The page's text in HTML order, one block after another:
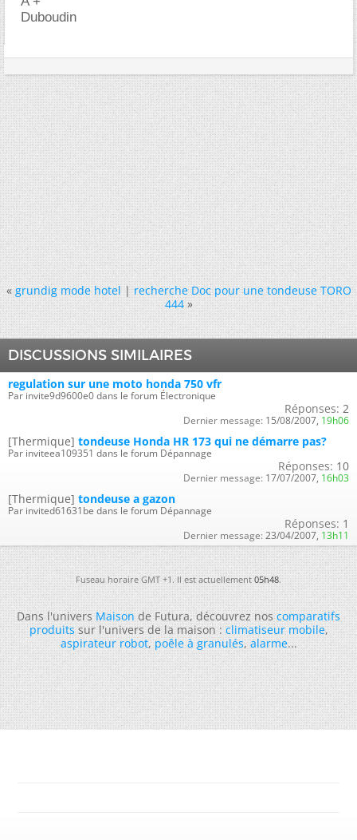
Duboudin
« grundig mode hotel|recherche Doc pour une tondeuse TORO
444 »
DISCUSSIONS SIMILAIRES
regulation sur une moto honda 750 vfr
Par invite9d9600e0 dans le forum Électronique
Réponses: 2
Dernier message: 15/08/2007, 19h06
[Thermique] tondeuse Honda HR 173 qui ne démarre pas?
Par inviteea109351 dans le forum Dépannage
Réponses: 10
Dernier message: 17/07/2007, 16h03
[Thermique] tondeuse a gazon
Par invited61631be dans le forum Dépannage
Réponses: 1
Dernier message: 23/04/2007, 13h11
Fuseau horaire GMT +1. Il est actuellement05h48.
Dans l'universMaisonde Futura, découvrez noscomparatifs
produitssur l'univers de la maison :climatiseur mobile,
aspirateur robot,poêle à granulés,alarme...